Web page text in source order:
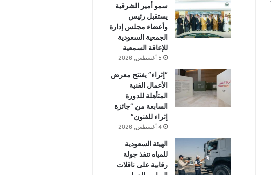
سمو أمير الشرقية
يستقبل رئيس
وأعضاء مجلس إدارة
الجمعية السعودية
للإعاقة السمعية
5 أغسطس, 2026
“إثراء” يفتتح معرض
الأعمال الفنية
المتأهلة للدورة
السابعة من “جائزة
إثراء للفنون”
4 أغسطس, 2026
الهيئة السعودية
للمياه تنفذ جولة
رقابية على ناقلات